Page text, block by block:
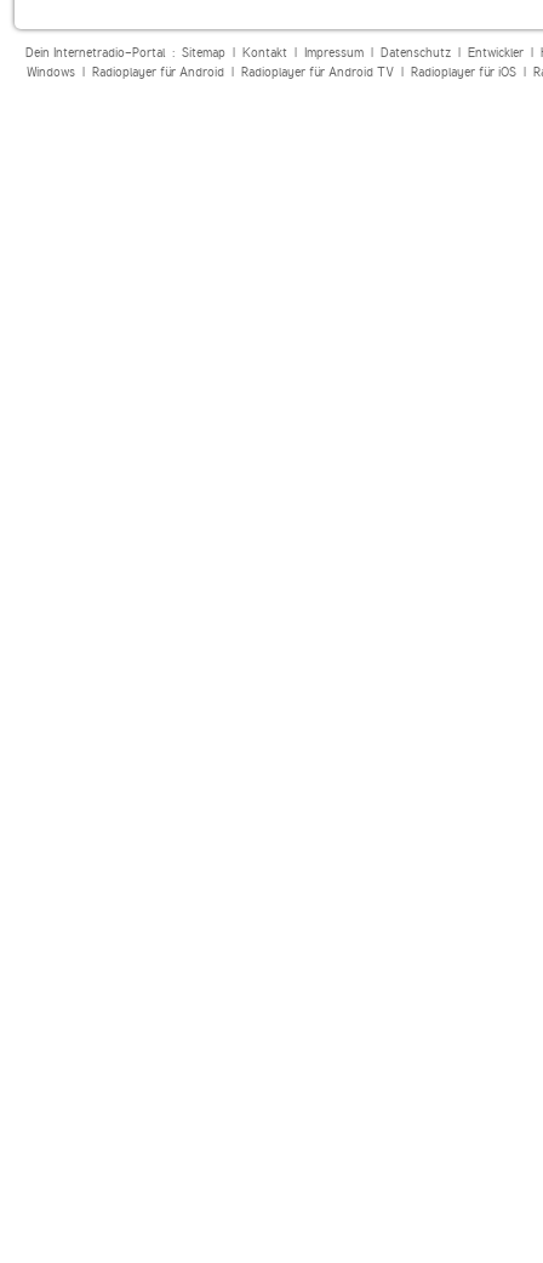
Dein Internetradio-Portal : Sitemap| Kontakt| Impressum| Datenschutz| Entwickler|
Windows| Radioplayer für Android| Radioplayer für Android TV| Radioplayer für iOS|